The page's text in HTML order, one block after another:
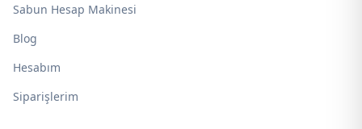
Sabun Hesap Makinesi
Blog
Hesabım
Siparişlerim